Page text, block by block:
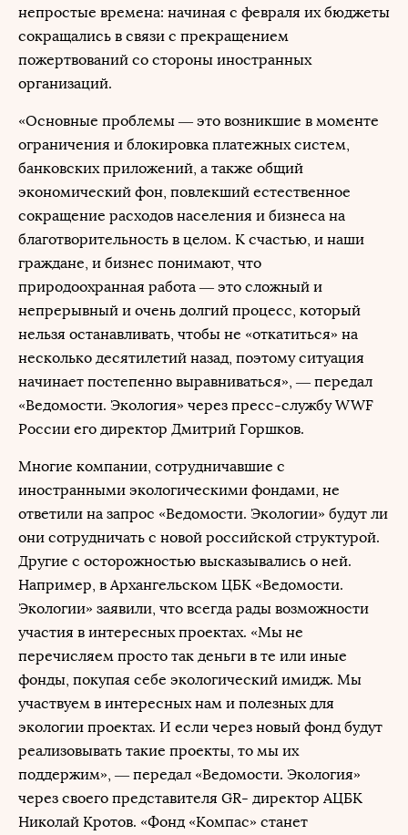
непростые времена: начиная с февраля их бюджеты
сокращались в связи с прекращением
пожертвований со стороны иностранных
организаций.
«Основные проблемы — это возникшие в моменте
ограничения и блокировка платежных систем,
банковских приложений, а также общий
экономический фон, повлекший естественное
сокращение расходов населения и бизнеса на
благотворительность в целом. К счастью, и наши
граждане, и бизнес понимают, что
природоохранная работа — это сложный и
непрерывный и очень долгий процесс, который
нельзя останавливать, чтобы не «откатиться» на
несколько десятилетий назад, поэтому ситуация
начинает постепенно выравниваться», — передал
«Ведомости. Экология» через пресс-службу WWF
России его директор Дмитрий Горшков.
Многие компании, сотрудничавшие с
иностранными экологическими фондами, не
ответили на запрос «Ведомости. Экологии» будут ли
они сотрудничать с новой российской структурой.
Другие с осторожностью высказывались о ней.
Например, в Архангельском ЦБК «Ведомости.
Экологии» заявили, что всегда рады возможности
участия в интересных проектах. «Мы не
перечисляем просто так деньги в те или иные
фонды, покупая себе экологический имидж. Мы
участвуем в интересных нам и полезных для
экологии проектах. И если через новый фонд будут
реализовывать такие проекты, то мы их
поддержим», — передал «Ведомости. Экология»
через своего представителя GR- директор АЦБК
Николай Кротов. «Фонд «Компас» станет